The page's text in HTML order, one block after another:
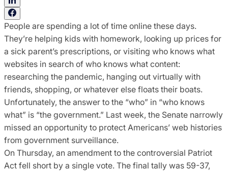
People are spending a lot of time online these days.
They’re helping kids with homework, looking up prices for
a sick parent’s prescriptions, or visiting who knows what
websites in search of who knows what content:
researching the pandemic, hanging out virtually with
friends, shopping, or whatever else floats their boats.
Unfortunately, the answer to the “who” in “who knows
what” is “the government.” Last week, the Senate narrowly
missed an opportunity to protect Americans’ web histories
from government surveillance.
On Thursday, an amendment to the controversial Patriot
Act fell short by a single vote. The final tally was 59-37,